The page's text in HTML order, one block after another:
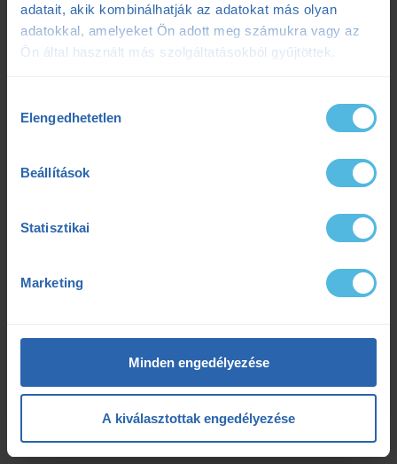
adatait, akik kombinálhatják az adatokat más olyan
adatokkal, amelyeket Ön adott meg számukra vagy az
Ön által használt más szolgáltatásokból gyűjtöttek.
kiválasztása
Elengedhetetlen
Beállítások
Statisztikai
Marketing
Minden engedélyezése
A kiválasztottak engedélyezése
Edzéselemzés
Edzéselmélet(48)
Edzőtábor
Futás(71)
Kerékpár(19)
Minden cikk(139)